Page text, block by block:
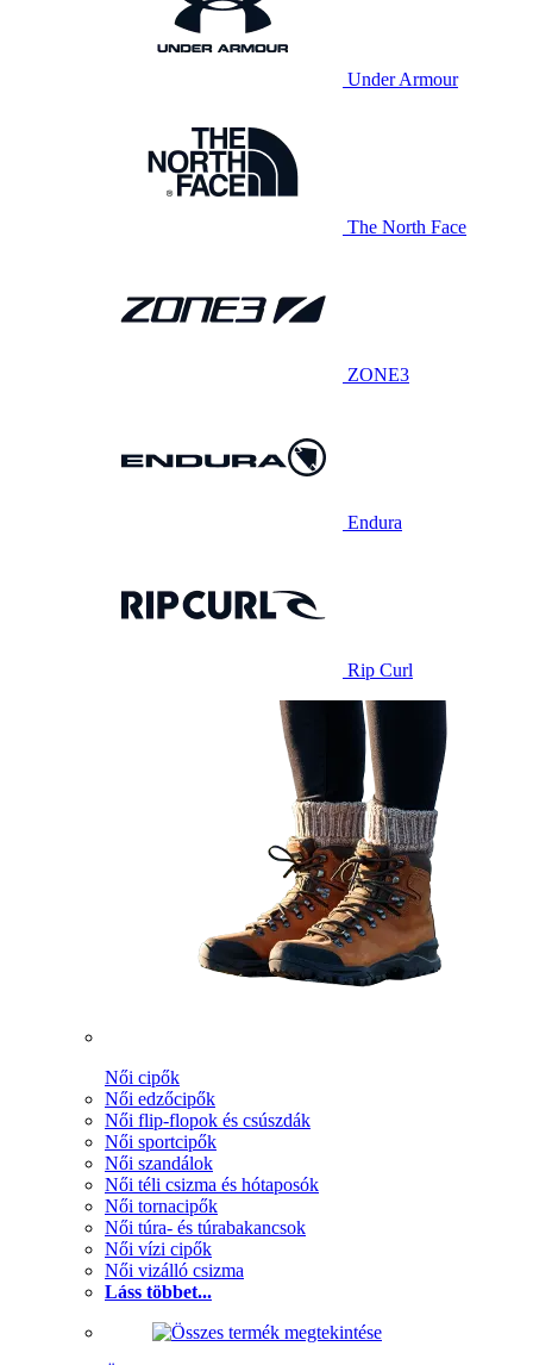
Under Armour
The North Face
ZONE3
Endura
Rip Curl
Női cipők
Női edzőcipők
Női flip-flopok és csúszdák
Női sportcipők
Női szandálok
Női téli csizma és hótaposók
Női tornacipők
Női túra- és túrabakancsok
Női vízi cipők
Női vizálló csizma
Láss többet...